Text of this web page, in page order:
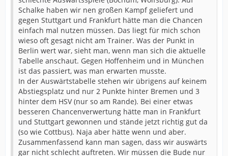
Schalke haben wir nen großen Kampf geliefert und
gegen Stuttgart und Frankfurt hätte man die Chancen
einfach mal nutzen müssen. Das liegt für mich schon
wieso oft gesagt nicht am Trainer. Was der Punkt in
Berlin wert war, sieht man, wenn man sich die aktuelle
Tabelle anschaut. Gegen Hoffenheim und in München
ist das passiert, was man erwarten musste.
In der Auswärtstabelle stehen wir übrigens auf keinem
Abstiegsplatz und nur 2 Punkte hinter Bremen und 3
hinter dem HSV (nur so am Rande). Bei einer etwas
besseren Chancenverwertung hätte man in Frankfurt
und Stuttgart gewonnen und stände jetzt richtig gut da
(so wie Cottbus). Naja aber hätte wenn und aber.
Zusammenfassend kann man sagen, dass wir auswärts
gar nicht schlecht auftreten. Wir müssen die Bude nur